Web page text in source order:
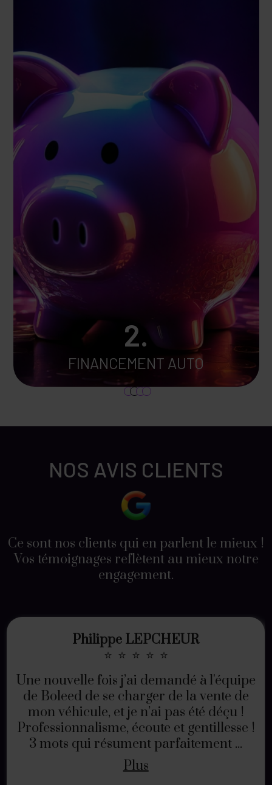
2.
FINANCEMENT AUTO
1 2 3
NOS AVIS CLIENTS
Ce sont nos clients qui en parlent le mieux !
Vos témoignages reflètent au mieux notre
engagement.
Philippe LEPCHEUR
⭐ ⭐ ⭐ ⭐ ⭐
Une nouvelle fois j’ai demandé à l'équipe
de Boleed de se charger de la vente de
mon véhicule, et je n’ai pas été déçu !
Professionnalisme, écoute et gentillesse !
3 mots qui résument parfaitement ...
Plus